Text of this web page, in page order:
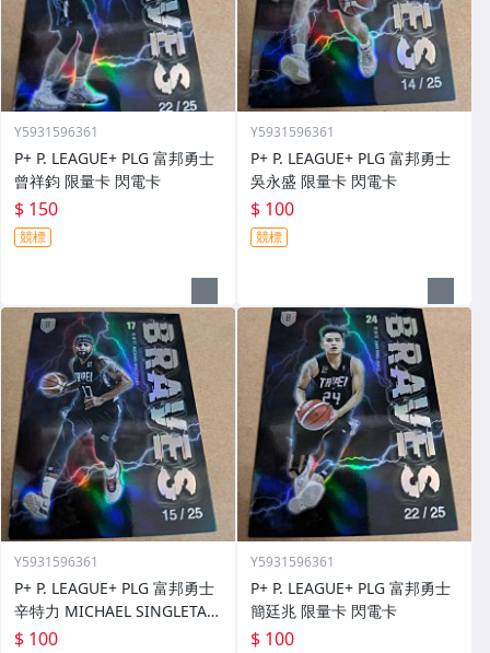
Y5931596361
P+ P. LEAGUE+ PLG 富邦勇士
曾祥鈞 限量卡 閃電卡
$ 150
競標
Y5931596361
P+ P. LEAGUE+ PLG 富邦勇士
吳永盛 限量卡 閃電卡
$ 100
競標
Y5931596361
P+ P. LEAGUE+ PLG 富邦勇士
辛特力 MICHAEL SINGLETAR
Y 限量卡 閃電卡
$ 100
Y5931596361
P+ P. LEAGUE+ PLG 富邦勇士
簡廷兆 限量卡 閃電卡
$ 100